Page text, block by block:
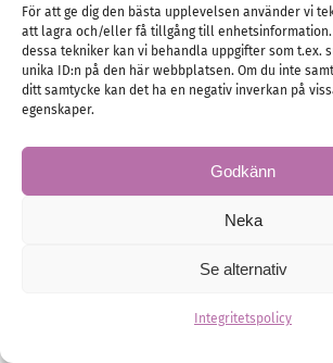
För att ge dig den bästa upplevelsen använder vi
att lagra och/eller få tillgång till enhetsinformation.
dessa tekniker kan vi behandla uppgifter som t.ex.
unika ID:n på den här webbplatsen. Om du inte
ditt samtycke kan det ha en negativ inverkan på
egenskaper.
Godkänn
Neka
Se alternativ
Integritetspolicy
Helt tidsrätt